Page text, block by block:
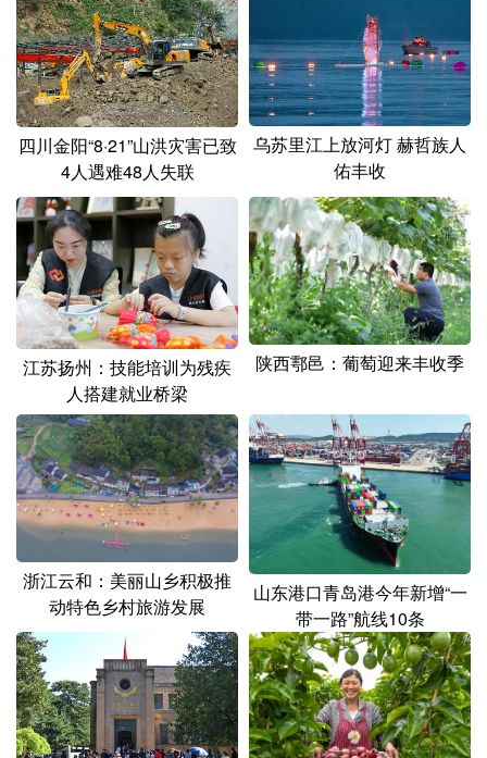
多语种频道
English Español Français عربى
Русский язык 日本語 한국어
Deutsch Português
四川金阳“8·21”山洪灾害已致
4人遇难48人失联
乌苏里江上放河灯 赫哲族人
佑丰收
江苏扬州：技能培训为残疾
人搭建就业桥梁
陕西鄠邑：葡萄迎来丰收季
浙江云和：美丽山乡积极推
动特色乡村旅游发展
山东港口青岛港今年新增“一
带一路”航线10条